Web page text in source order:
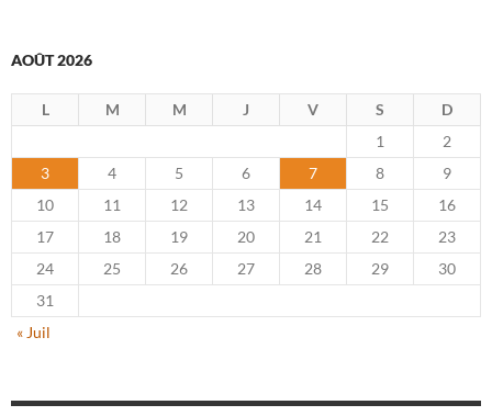
AOÛT 2026
L M M J V S
D
1
2
3
4 5 6 7 8
9
10
11 12 13 14 15
16
17
18 19 20 21 22
23
24
25 26 27 28 29
30
31
« Juil